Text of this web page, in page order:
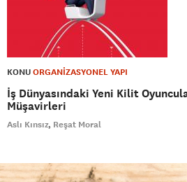
KONUORGANİZASYONEL YAPI
İş Dünyasındaki Yeni Kilit
Müşavirleri
Aslı Kınsız Reşat Moral